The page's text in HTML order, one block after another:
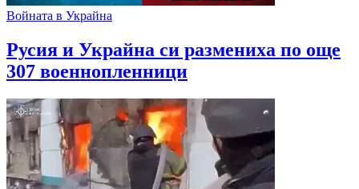
Войната в Украйна
Русия и Украйна си размениха по още
307 военнопленници